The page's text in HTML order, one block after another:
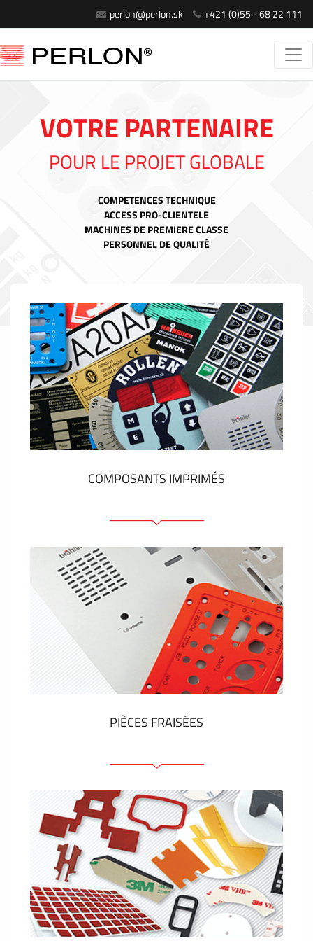
perlon@perlon.sk +421 (0)55 - 68 22 111
VOTRE PARTENAIRE
POUR LE PROJET GLOBALE
COMPETENCES TECHNIQUE
ACCESS PRO-CLIENTELE
MACHINES DE PREMIERE CLASSE
PERSONNEL DE QUALITÉ
COMPOSANTS IMPRIMÉS
Faces avant plastique
Clavier a membrane
Plaques industrielles métalliques
Autocollants et étiquettes
Étiquettes en plastique et tags
VOIR PLUS
PIÈCES FRAISÉES
Face avant ou arrière en aluminium ou matière
plastique
Panneaux anodisés
Panneaux colorés
Panneaux avec éléments de presse
Étiquettes gravees